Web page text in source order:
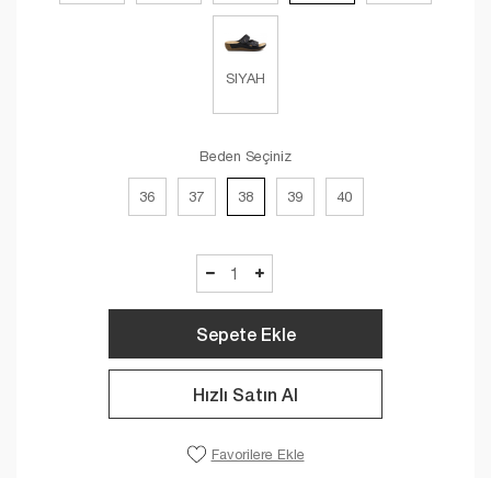
SIYAH
Beden Seçiniz
36 37 38 39 40
Sepete Ekle
Hızlı Satın Al
Favorilere Ekle